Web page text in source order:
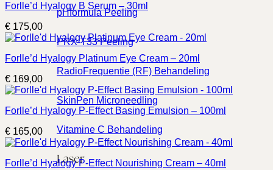
pHformula Peeling
PRX-T33 Peeling
RadioFrequentie (RF) Behandeling
SkinPen Microneedling
Vitamine C Behandeling
Laser
Forlle’d Hyalogy B Serum – 30ml
€ 175,00
Forlle’d Hyalogy Platinum Eye Cream – 20ml
€ 169,00
Forlle’d Hyalogy P-Effect Basing Emulsion – 100ml
€ 165,00
Forlle’d Hyalogy P-Effect Nourishing Cream – 40ml